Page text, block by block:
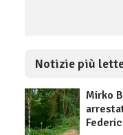
Notizie più
Mirko